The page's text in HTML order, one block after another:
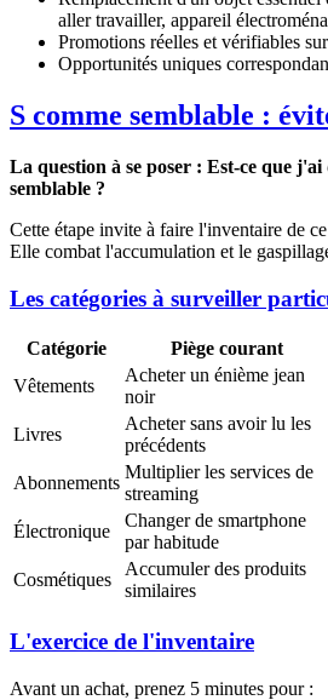
aller travailler, appareil
Promotions réelles et vérifiables
Opportunités uniques
S comme semblable :
La question à se poser : Est-ce que j'ai
semblable ?
Cette étape invite à faire l'inventaire de
Elle combat l'accumulation et le
Les catégories à surveiller
Catégorie Piège courant
Vêtements
Acheter un énième jean
noir
Livres
Acheter sans avoir lu les
précédents
Abonnements
Multiplier les services de
streaming
Électronique
Changer de smartphone
par habitude
Cosmétiques
Accumuler des produits
similaires
L'exercice de l'inventaire
Avant un achat, prenez 5 minutes pour :